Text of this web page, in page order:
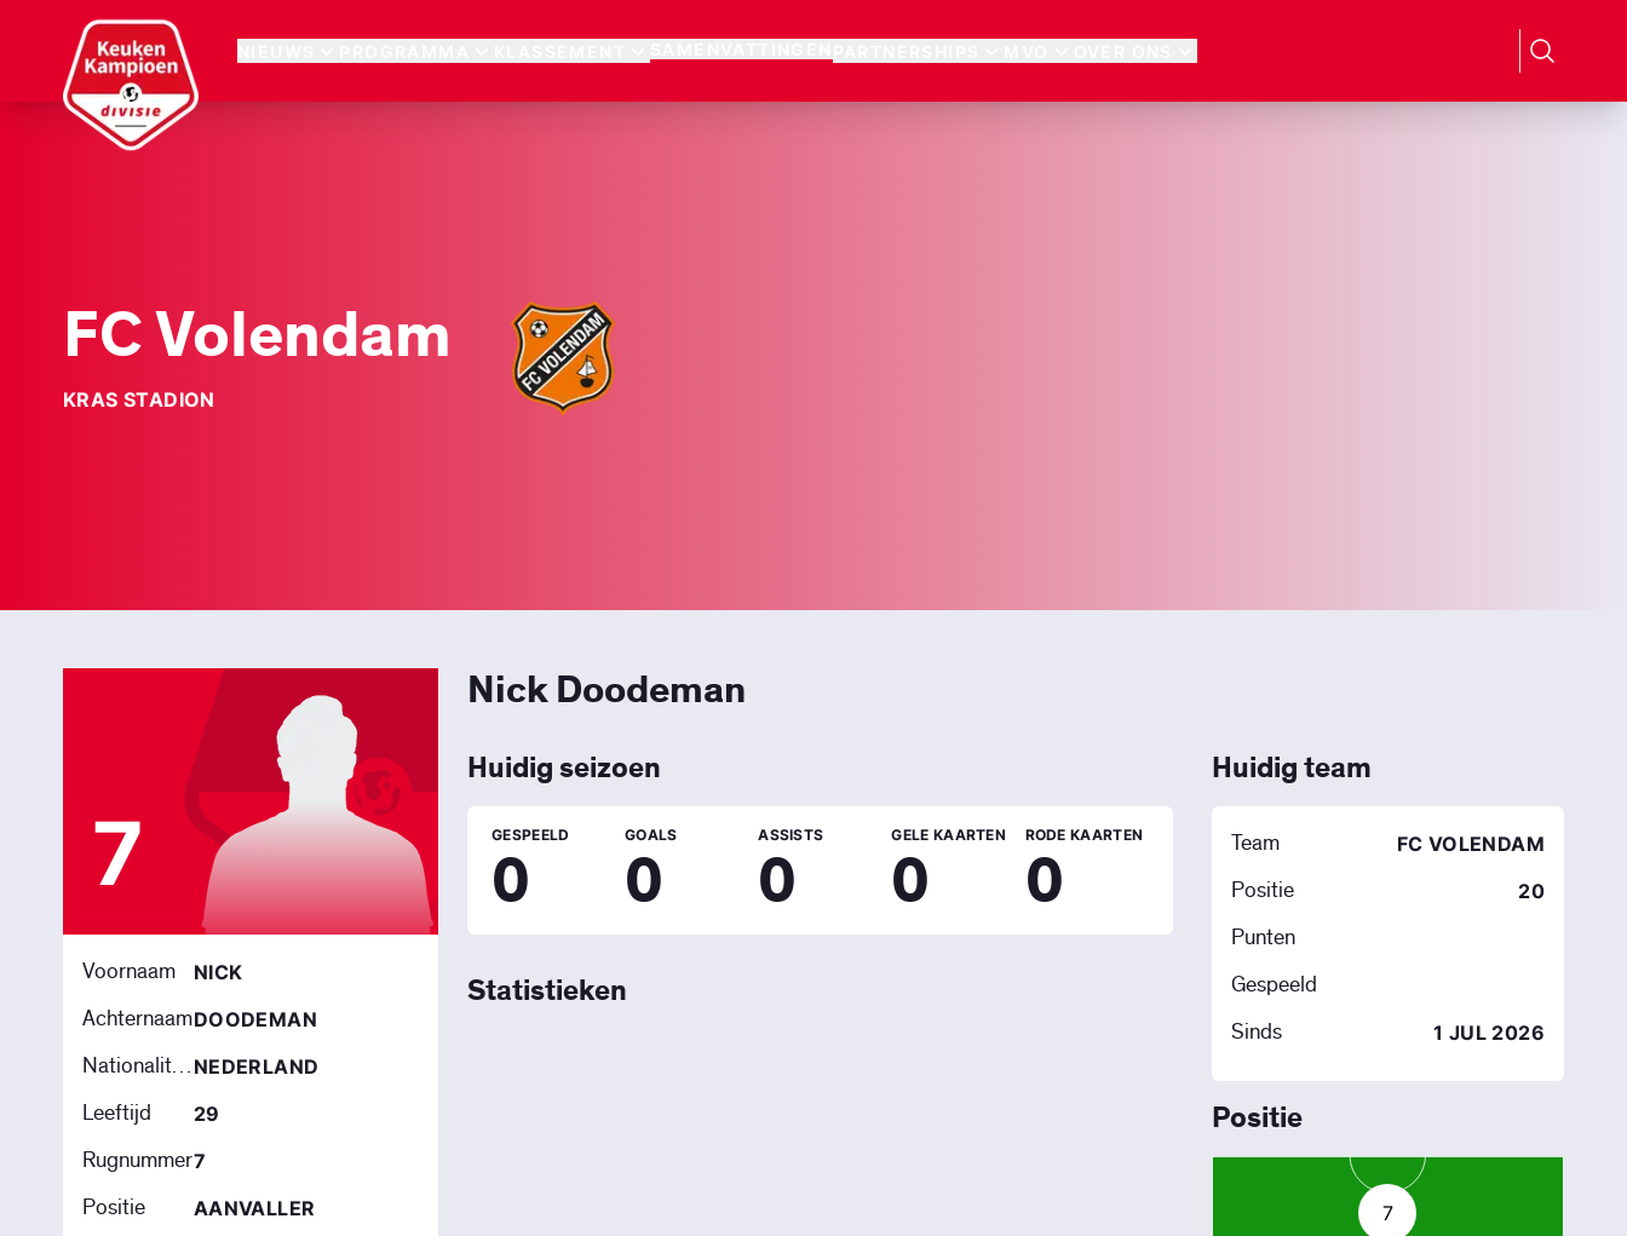
Keuken Kampioen Divisie
FC Volendam
KRAS STADION
7
Voornaam NICK
AchternaamDOODEMAN
Nationaliteit NEDERLAND
Leeftijd 29
Rugnummer7
Positie AANVALLER
Nick Doodeman
Huidig seizoen
GESPEELD
0
GOALS
0
ASSISTS
0
GELE KAARTEN
0
RODE KAARTEN
0
Statistieken
Huidig team
Team FC VOLENDAM
Positie 20
Punten
Gespeeld
Sinds
1 JUL 2026
Positie
7